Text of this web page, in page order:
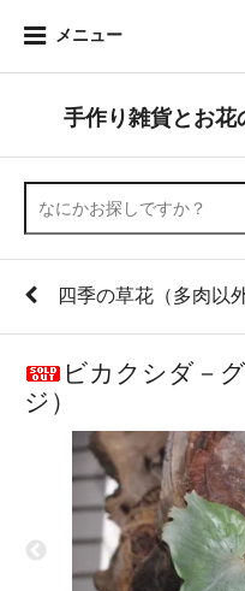
メニュー
手作り雑貨とお花
四季の草花（多肉以
ビカクシダ－
ジ）